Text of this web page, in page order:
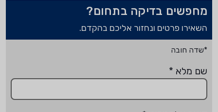
מחפשים בדיקה בתחום?
השאירו פרטים ונחזור אליכם בהקדם.
*שדה חובה
שם מלא *